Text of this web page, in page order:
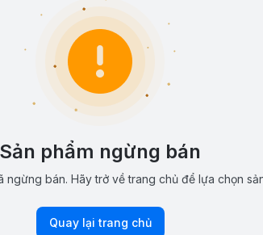
Sản phẩm ngừng bán
ngừng bán. Hãy trở về trang chủ để lựa chọn
Quay lại trang chủ